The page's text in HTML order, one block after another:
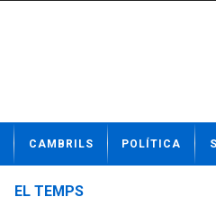
t
CAMBRILS POLÍTICA
EL TEMPS